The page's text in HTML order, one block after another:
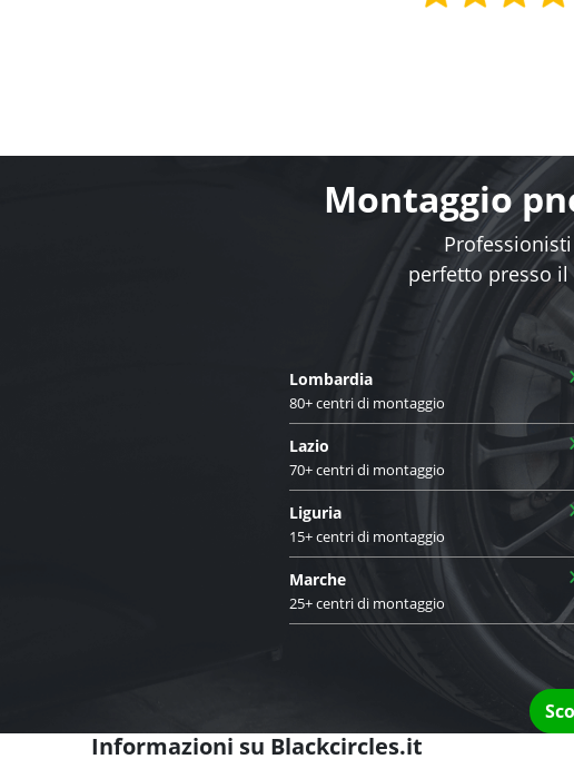
Montaggio
perfetto presso
Lombardia
80+ centri di montaggio
Lazio
70+ centri di montaggio
Liguria
15+ centri di montaggio
Marche
25+ centri di montaggio
Informazioni su Blackcircles.it